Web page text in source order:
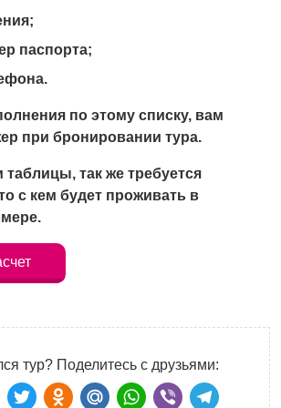
паспорта;
по этому списку, вам
при бронировании тура.
таблицы, так же требуется
с кем будет проживать в
тур? Поделитесь с друзьями: